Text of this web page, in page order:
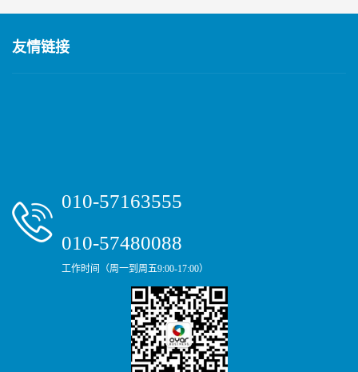
友情链接
010-57163555
010-57480088
工作时间（周一到周五9:00-17:00）